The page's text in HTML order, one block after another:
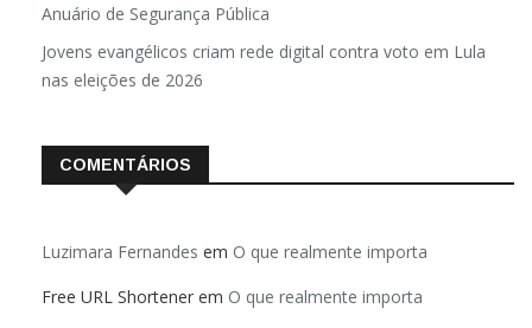
Anuário de Segurança Pública
Jovens evangélicos criam rede digital contra voto em Lula
nas eleições de 2026
COMENTÁRIOS
Luzimara Fernandes em O que realmente importa
Free URL Shortener em O que realmente importa